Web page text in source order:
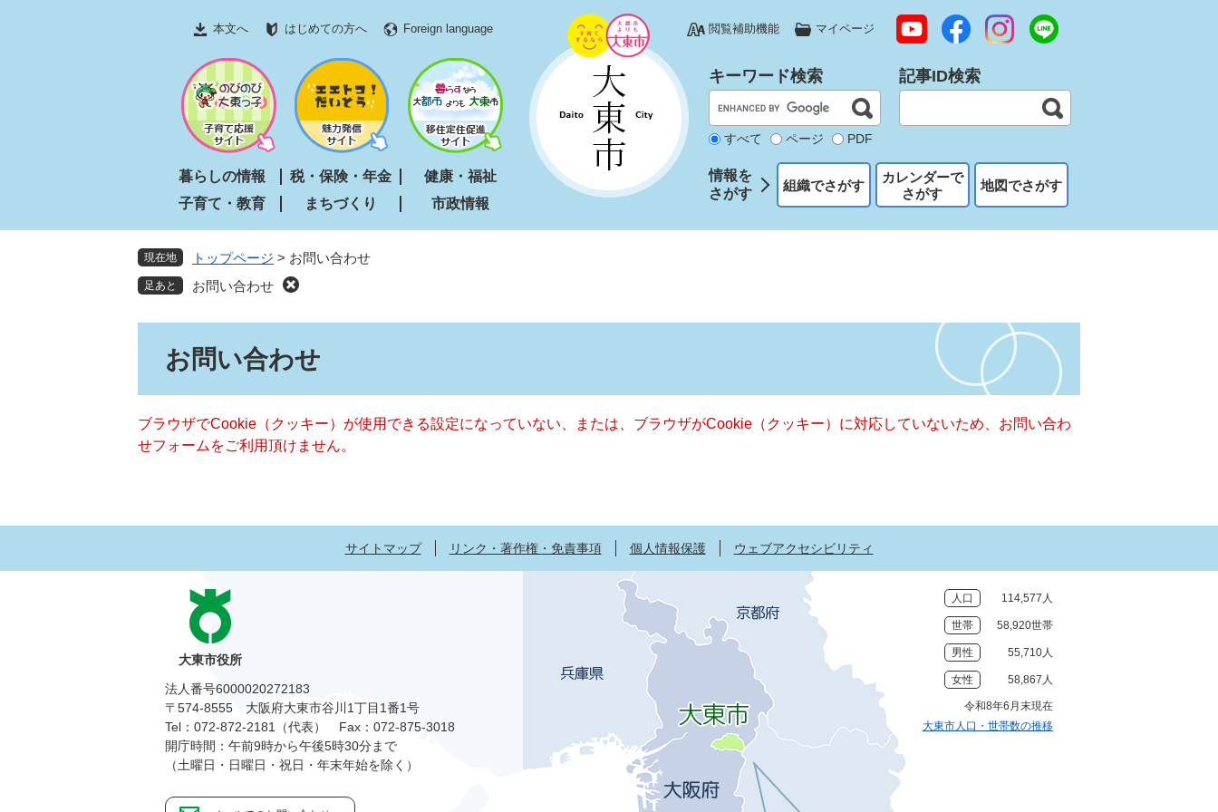
文
本文へ はじめての方へ Foreign language 閲覧補助機能 マイページ
暮らしの情報 税・保険・年金
健康・福祉
子育て・教育
まちづくり 市政情報
キーワード検索
すべて ページ PDF
記事ID検索
情報を
さがす
組織でさがす
カレンダーで
さがす
地図でさがす
現在地 トップページ > お問い合わせ
お問い合わせ
お問い合わせ
ブラウザでCookie（クッキー）が使用できる設定になっていない、または、ブラウザがCookie（クッキー）に対応していないため、お問い合わ
せフォームをご利用頂けません。
サイトマップ リンク・著作権・免責事項 個人情報保護 ウェブアクセシビリティ
人口 114,577人
世帯 58,920世帯
男性 55,710人
女性 58,867人
令和8年6月末現在
大東市人口・世帯数の推移
大東市役所
法人番号6000020272183
〒574-8555 大阪府大東市谷川1丁目1番1号
Tel：072-872-2181（代表）
Fax：072-875-3018
開庁時間：午前9時から午後5時30分まで
（土曜日・日曜日・祝日・年末年始を除く）